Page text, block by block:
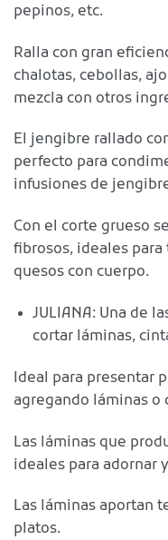
pepinos, etc.
Ralla con gran
chalotas, cebollas,
mezcla con otros
El jengibre rallado
perfecto para
infusiones de
Con el corte grueso
fibrosos, ideales
quesos con cuerpo.
JULIANA: Una de
cortar láminas,
Ideal para presentar
agregando láminas o
Las láminas que
ideales para adornar
Las láminas aportan
platos.